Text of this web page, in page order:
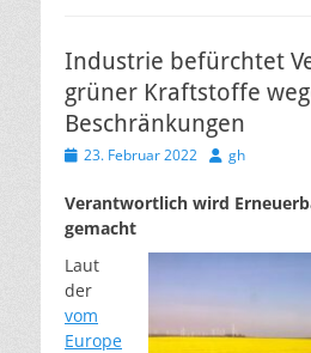
Industrie befürchtet
grüner Kraftstoffe
Beschränkungen
Veröffentlicht
23. Februar 2022 Autor
gh
Verantwortlich wird
gemacht
Laut
der
vom
Europe